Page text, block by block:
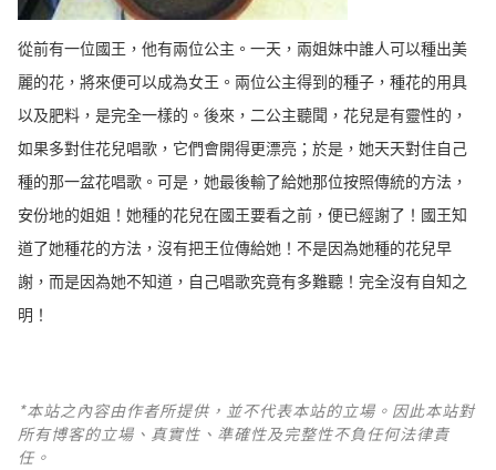
從前有一位國王，他有兩位公主。一天，兩姐妹中誰人可以種出美
麗的花，將來便可以成為女王。兩位公主得到的種子，種花的用具
以及肥料，是完全一樣的。後來，二公主聽聞，花兒是有靈性的，
如果多對住花兒唱歌，它們會開得更漂亮；於是，她天天對住自己
種的那一盆花唱歌。可是，她最後輸了給她那位按照傳統的方法，
安份地的姐姐！她種的花兒在國王要看之前，便已經謝了！國王知
道了她種花的方法，沒有把王位傳給她！不是因為她種的花兒早
謝，而是因為她不知道，自己唱歌究竟有多難聽！完全沒有自知之
明！
*本站之內容由作者所提供，並不代表本站的立場。因此本站對
所有博客的立場、真實性、準確性及完整性不負任何法律責
任。